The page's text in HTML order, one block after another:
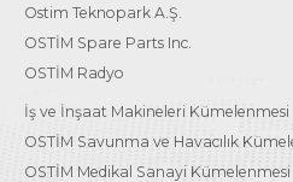
Ostim Teknopark A.Ş.
OSTİM Spare Parts Inc.
OSTİM Radyo
İş ve İnşaat Makineleri Kümelenmesi
OSTİM Savunma ve Havacılık
OSTİM Medikal Sanayi Kümelenmesi